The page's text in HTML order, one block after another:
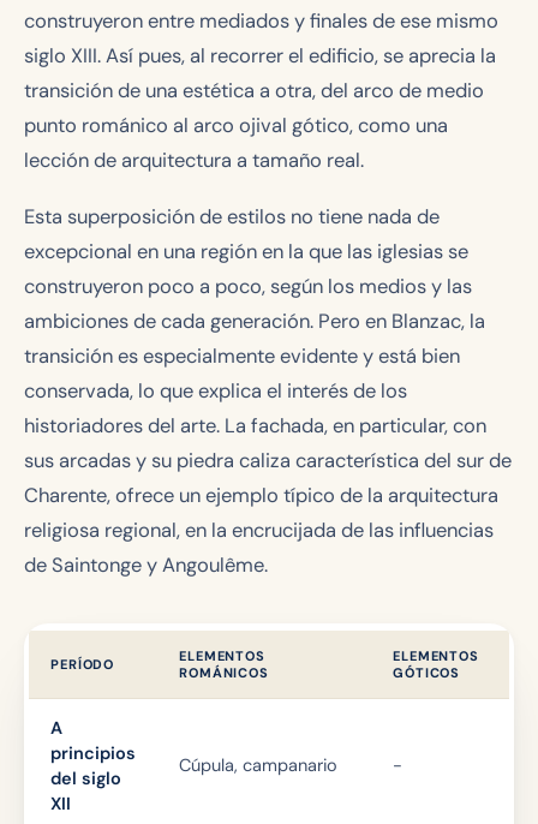
construyeron entre mediados y finales de ese mismo
siglo XIII. Así pues, al recorrer el edificio, se aprecia la
transición de una estética a otra, del arco de medio
punto románico al arco ojival gótico, como una
lección de arquitectura a tamaño real.
Esta superposición de estilos no tiene nada de
excepcional en una región en la que las iglesias se
construyeron poco a poco, según los medios y las
ambiciones de cada generación. Pero en Blanzac, la
transición es especialmente evidente y está bien
conservada, lo que explica el interés de los
historiadores del arte. La fachada, en particular, con
sus arcadas y su piedra caliza característica del sur de
Charente, ofrece un ejemplo típico de la arquitectura
religiosa regional, en la encrucijada de las influencias
de Saintonge y Angoulême.
PERÍODO
ELEMENTOS
ROMÁNICOS
ELEMENTOS
GÓTICOS
A
principios
del siglo
XII
Cúpula, campanario -